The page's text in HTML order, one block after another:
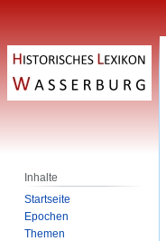
Inhalte
Startseite
Epochen
Themen